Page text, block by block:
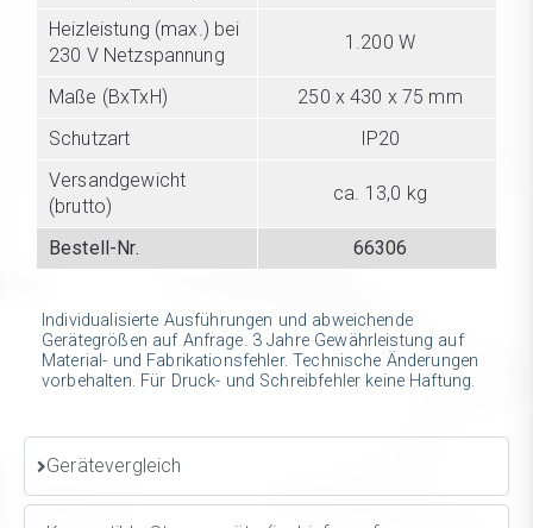
Heizleistung (max.) bei
230 V Netzspannung
1.200 W
Maße (BxTxH)
250 x 430 x 75 mm
Schutzart
IP20
Versandgewicht
(brutto)
ca. 13,0 kg
Bestell-Nr. 66306
Individualisierte Ausführungen und abweichende
Gerätegrößen auf Anfrage. 3 Jahre Gewährleistung auf
Material- und Fabrikationsfehler. Technische Änderungen
vorbehalten. Für Druck- und Schreibfehler keine Haftung.
Gerätevergleich